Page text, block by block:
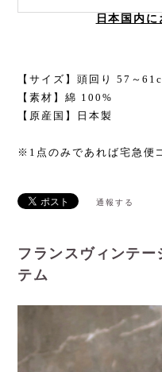
日本国内
【サイズ】頭回り 57～
【素材】綿 100%
【原産国】日本製
※1点のみであれば宅急便
通報する
フランスヴィンテ
テム